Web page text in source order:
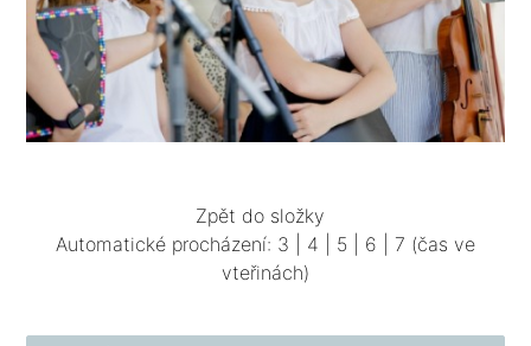
Zpět do složky
Automatické procházení: 3 4 5 6 7 (čas ve
vteřinách)